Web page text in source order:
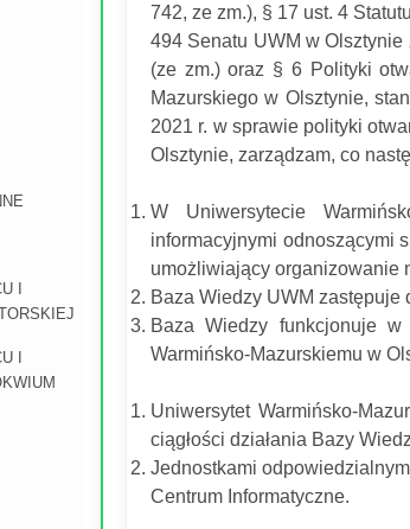
I
I
742, ze zm.), § 17 ust. 4
494 Senatu UWM w
(ze zm.) oraz § 6 Polityki
Mazurskiego w Olsztynie,
2021 r. w sprawie polityki
Olsztynie, zarządzam, co
W Uniwersytecie
informacyjnymi odnoszącymi
umożliwiający organizowanie
Baza Wiedzy UWM zastępuje
Baza Wiedzy funkcjonuje
Warmińsko-Mazurskiemu w
Uniwersytet Warmińsko-
ciągłości działania Bazy
Jednostkami
Centrum Informatyczne.